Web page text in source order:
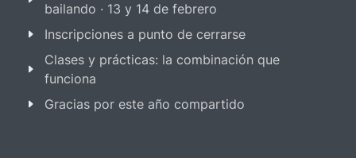
bailando · 13 y 14 de febrero
Inscripciones a punto de cerrarse
Clases y prácticas: la combinación que
funciona
Gracias por este año compartido